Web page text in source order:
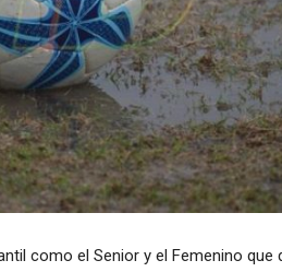
como el Senior y el Femenino que